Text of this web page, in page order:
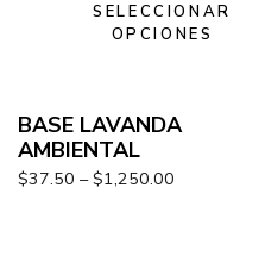
SELECCIONAR
OPCIONES
BASE LAVANDA
AMBIENTAL
$37.50 – $1,250.00